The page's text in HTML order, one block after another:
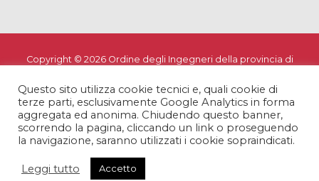
Copyright © 2026 Ordine degli Ingegneri della provincia di
Privacy e Cookie Policy-Note Legali -Dichiarazione di
accessibilità
Questo sito utilizza cookie tecnici e, quali cookie di
terze parti, esclusivamente Google Analytics in forma
aggregata ed anonima. Chiudendo questo banner,
scorrendo la pagina, cliccando un link o proseguendo
la navigazione, saranno utilizzati i cookie sopraindicati.
Leggi tutto Accetto